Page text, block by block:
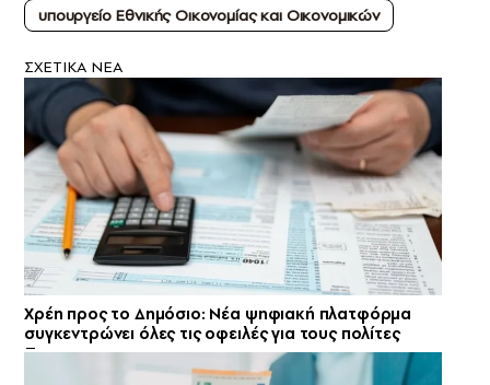
υπουργείο Εθνικής Οικονομίας και Οικονομικών
ΣXETIKA NEA
Χρέη προς το Δημόσιο: Νέα ψηφιακή πλατφόρμα
συγκεντρώνει όλες τις οφειλές για τους πολίτες